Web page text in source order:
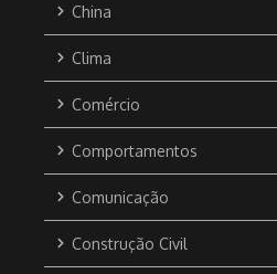
China
Clima
Comércio
Comportamentos
Comunicação
Construção Civil